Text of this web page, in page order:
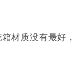
材质没有最好，